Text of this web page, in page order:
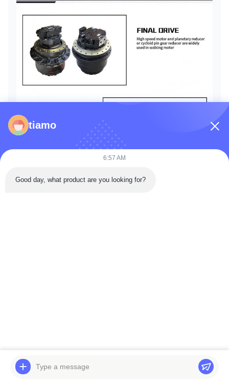
FAQ:
tiamo
6:57 AM
Good day, what product are you looking for?